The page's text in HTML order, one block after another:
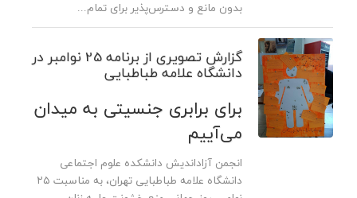
بدون مانع و دسترس‌پذیر برای تمام...
گزارش تصویری از برنامه 25 نوامبر در
دانشگاه علامه طباطبایی
برای برابری جنسیتی به میدان
می‌آییم
انجمن آزاداندیش دانشکده علوم اجتماعی
دانشگاه علامه طباطبایی تهران، به مناسبت ۲۵